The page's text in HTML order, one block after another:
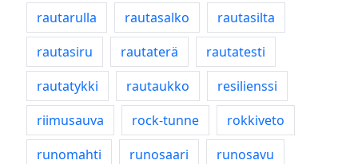
rautarulla
rautasalko
rautasilta
rautasiru
rautaterä
rautatesti
rautatykki
rautaukko
resilienssi
riimusauva
rock-tunne
rokkiveto
runomahti
runosaari
runosavu